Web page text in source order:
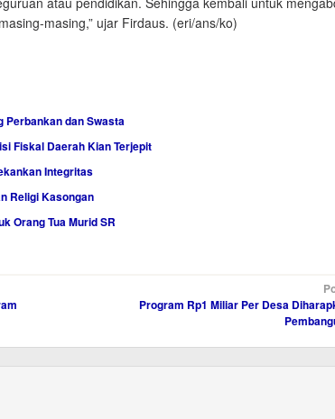
masing,” ujar Firdaus. (eri/ans/ko)
Perbankan dan Swasta
Fiskal Daerah Kian Terjepit
Integritas
Religi Kasongan
Orang Tua Murid SR
Program Rp1 Miliar Per Desa